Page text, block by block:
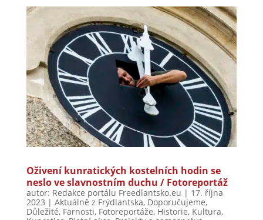
Oživení kunratických kostelních hodin se
neslo ve slavnostním duchu / Fotoreportáž
autor: Redakce portálu Freedlantsko.eu | 17. října
2023 | Aktuálně z Frýdlantska, Doporučujeme,
Důležité, Farnosti, Fotoreportáže, Historie, Kultura,